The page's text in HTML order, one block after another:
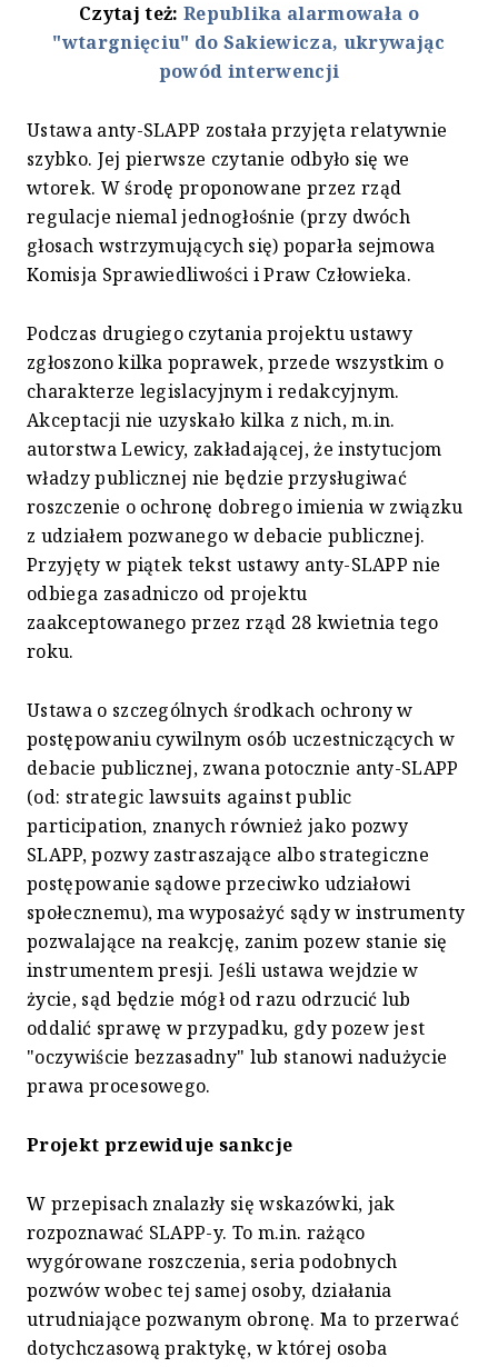
Czytaj też: Republika alarmowała o
"wtargnięciu" do Sakiewicza, ukrywając
powód interwencji
Ustawa anty-SLAPP została przyjęta relatywnie
szybko. Jej pierwsze czytanie odbyło się we
wtorek. W środę proponowane przez rząd
regulacje niemal jednogłośnie (przy dwóch
głosach wstrzymujących się) poparła sejmowa
Komisja Sprawiedliwości i Praw Człowieka.
Podczas drugiego czytania projektu ustawy
zgłoszono kilka poprawek, przede wszystkim o
charakterze legislacyjnym i redakcyjnym.
Akceptacji nie uzyskało kilka z nich, m.in.
autorstwa Lewicy, zakładającej, że instytucjom
władzy publicznej nie będzie przysługiwać
roszczenie o ochronę dobrego imienia w związku
z udziałem pozwanego w debacie publicznej.
Przyjęty w piątek tekst ustawy anty-SLAPP nie
odbiega zasadniczo od projektu
zaakceptowanego przez rząd 28 kwietnia tego
roku.
Ustawa o szczególnych środkach ochrony w
postępowaniu cywilnym osób uczestniczących w
debacie publicznej, zwana potocznie anty-SLAPP
(od: strategic lawsuits against public
participation, znanych również jako pozwy
SLAPP, pozwy zastraszające albo strategiczne
postępowanie sądowe przeciwko udziałowi
społecznemu), ma wyposażyć sądy w instrumenty
pozwalające na reakcję, zanim pozew stanie się
instrumentem presji. Jeśli ustawa wejdzie w
życie, sąd będzie mógł od razu odrzucić lub
oddalić sprawę w przypadku, gdy pozew jest
"oczywiście bezzasadny" lub stanowi nadużycie
prawa procesowego.
Projekt przewiduje sankcje
W przepisach znalazły się wskazówki, jak
rozpoznawać SLAPP-y. To m.in. rażąco
wygórowane roszczenia, seria podobnych
pozwów wobec tej samej osoby, działania
utrudniające pozwanym obronę. Ma to przerwać
dotychczasową praktykę, w której osoba